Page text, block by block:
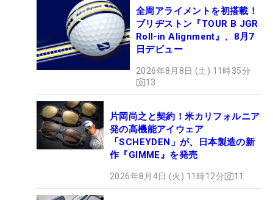
全周アライメントを初搭載！
ブリヂストン『TOUR B JGR
Roll-in Alignment』、8月7
日デビュー
2026年8月8日 (土) 11時35分
13
片岡尚之と契約！米カリフォルニア
発の高機能アイウェア
「SCHEYDEN」が、日本製造の新
作『GIMME』を発売
2026年8月4日 (火) 11時12分 11